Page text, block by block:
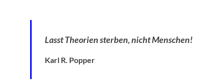
Lasst Theorien sterben, nicht Menschen!
Karl R. Popper